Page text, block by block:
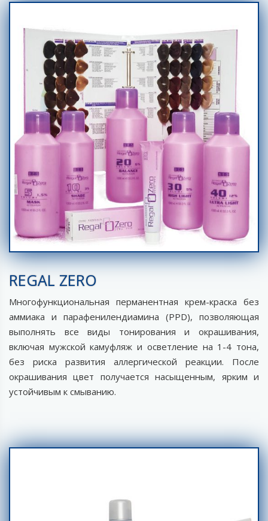
REGAL ZERO
Многофункциональная перманентная крем-краска без
аммиака и парафенилендиамина (PPD), позволяющая
выполнять все виды тонирования и окрашивания,
включая мужской камуфляж и осветление на 1-4 тона,
без риска развития аллергической реакции. После
окрашивания цвет получается насыщенным, ярким и
устойчивым к смыванию.